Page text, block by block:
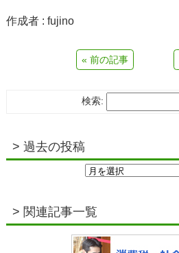
作成者 : fujino
« 前の記事
検索:
過去の投稿
> 関連記事一覧